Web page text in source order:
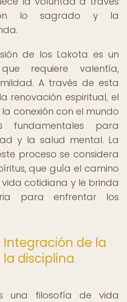
lo sagrado y la
de los Lakota es un
requiere valentía,
A través de esta
renovación espiritual, el
conexión con el mundo
fundamentales para
y la salud mental. La
proceso se considera
que guía el camino
cotidiana y le brinda
para enfrentar los
Integración de la
disciplina
una filosofía de vida